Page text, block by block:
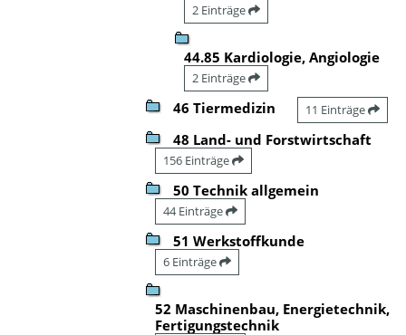
2 Einträge
44.85 Kardiologie, Angiologie
2 Einträge
46 Tiermedizin 11 Einträge
48 Land- und Forstwirtschaft
156 Einträge
50 Technik allgemein
44 Einträge
51 Werkstoffkunde
6 Einträge
52 Maschinenbau, Energietechnik,
Fertigungstechnik